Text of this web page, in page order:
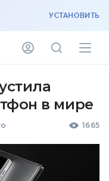
УСТАНОВИТЬ
в мире
1665